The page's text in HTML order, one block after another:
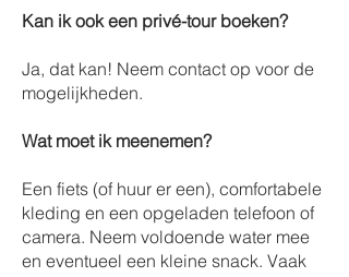
Kan ik ook een privé-tour boeken?
Ja, dat kan! Neem contact op voor de
mogelijkheden.
Wat moet ik meenemen?
Een fiets (of huur er een), comfortabele
kleding en een opgeladen telefoon of
camera. Neem voldoende water mee
en eventueel een kleine snack. Vaak